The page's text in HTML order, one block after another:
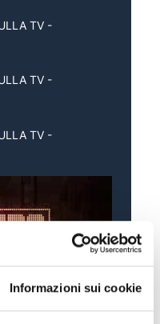
Informazioni sui cookie
TV -
TV -
TV -